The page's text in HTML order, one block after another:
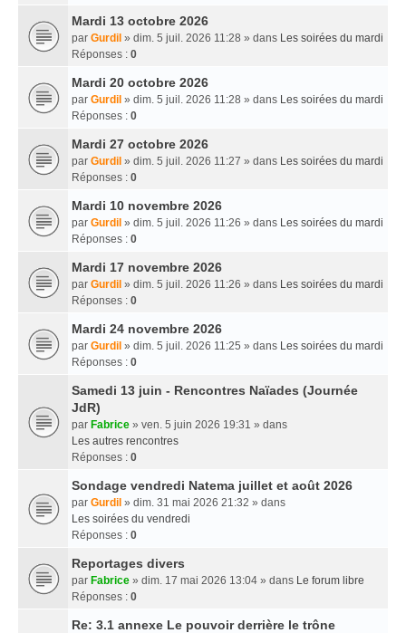
Mardi 13 octobre 2026
par Gurdil » dim. 5 juil. 2026 11:28 » dans Les soirées du mardi
Réponses : 0
Mardi 20 octobre 2026
par Gurdil » dim. 5 juil. 2026 11:28 » dans Les soirées du mardi
Réponses : 0
Mardi 27 octobre 2026
par Gurdil » dim. 5 juil. 2026 11:27 » dans Les soirées du mardi
Réponses : 0
Mardi 10 novembre 2026
par Gurdil » dim. 5 juil. 2026 11:26 » dans Les soirées du mardi
Réponses : 0
Mardi 17 novembre 2026
par Gurdil » dim. 5 juil. 2026 11:26 » dans Les soirées du mardi
Réponses : 0
Mardi 24 novembre 2026
par Gurdil » dim. 5 juil. 2026 11:25 » dans Les soirées du mardi
Réponses : 0
Samedi 13 juin - Rencontres Naïades (Journée
JdR)
par Fabrice » ven. 5 juin 2026 19:31 » dans
Les autres rencontres
Réponses : 0
Sondage vendredi Natema juillet et août 2026
par Gurdil » dim. 31 mai 2026 21:32 » dans
Les soirées du vendredi
Réponses : 0
Reportages divers
par Fabrice » dim. 17 mai 2026 13:04 » dans Le forum libre
Réponses : 0
Re: 3.1 annexe Le pouvoir derrière le trône